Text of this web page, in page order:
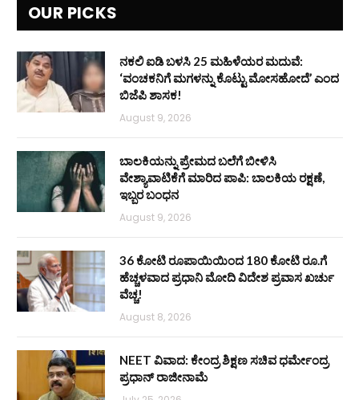
OUR PICKS
ನಕಲಿ ಐಡಿ ಬಳಸಿ 25 ಮಹಿಳೆಯರ ಮದುವೆ:
‘ವಂಚಕನಿಗೆ ಮಗಳನ್ನು ಕೊಟ್ಟು ಮೋಸಹೋದೆ’ ಎಂದ
ಬಿಜೆಪಿ ಶಾಸಕ!
August 9, 2026
ಬಾಲಕಿಯನ್ನು ಪ್ರೇಮದ ಬಲೆಗೆ ಬೀಳಿಸಿ
ವೇಶ್ಯಾವಾಟಿಕೆಗೆ ಮಾರಿದ ಪಾಪಿ: ಬಾಲಕಿಯ ರಕ್ಷಣೆ,
ಇಬ್ಬರ ಬಂಧನ
August 9, 2026
36 ಕೋಟಿ ರೂಪಾಯಿಯಿಂದ 180 ಕೋಟಿ ರೂ.ಗೆ
ಹೆಚ್ಚಳವಾದ ಪ್ರಧಾನಿ ಮೋದಿ ವಿದೇಶ ಪ್ರವಾಸ ಖರ್ಚು
ವೆಚ್ಚ!
August 8, 2026
NEET ವಿವಾದ: ಕೇಂದ್ರ ಶಿಕ್ಷಣ ಸಚಿವ ಧರ್ಮೇಂದ್ರ
ಪ್ರಧಾನ್ ರಾಜೀನಾಮೆ